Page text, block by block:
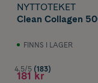
NYTTOTEKET
Clean Collagen
FINNS I LAGER
4.5/5 (183)
181 kr